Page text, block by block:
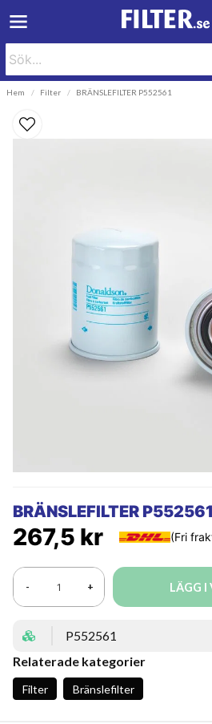
Hem Filter BRÄNSLEFILTER P552561
BRÄNSLEFILTER P552561
267,5 kr
- + LÄGG I
P552561
Relaterade kategorier
Filter Bränslefilter